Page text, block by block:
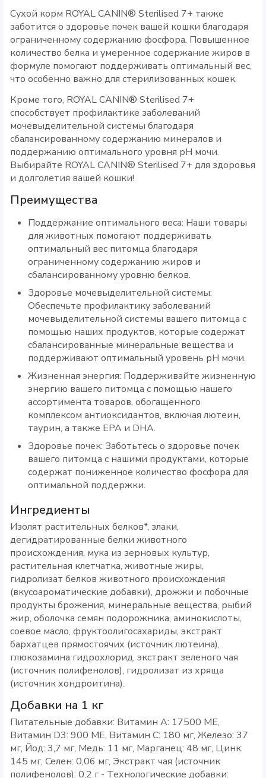
Сухой корм ROYAL CANIN® Sterilised 7+ также
заботится о здоровье почек вашей кошки благодаря
ограниченному содержанию фосфора. Повышенное
количество белка и умеренное содержание жиров в
формуле помогают поддерживать оптимальный вес,
что особенно важно для стерилизованных кошек.
Кроме того, ROYAL CANIN® Sterilised 7+
способствует профилактике заболеваний
мочевыделительной системы благодаря
сбалансированному содержанию минералов и
поддержанию оптимального уровня рН мочи.
Выбирайте ROYAL CANIN® Sterilised 7+ для здоровья
и долголетия вашей кошки!
Преимущества
Поддержание оптимального веса: Наши товары
для животных помогают поддерживать
оптимальный вес питомца благодаря
ограниченному содержанию жиров и
сбалансированному уровню белков.
Здоровье мочевыделительной системы:
Обеспечьте профилактику заболеваний
мочевыделительной системы вашего питомца с
помощью наших продуктов, которые содержат
сбалансированные минеральные вещества и
поддерживают оптимальный уровень рН мочи.
Жизненная энергия: Поддерживайте жизненную
энергию вашего питомца с помощью нашего
ассортимента товаров, обогащенного
комплексом антиоксидантов, включая лютеин,
таурин, а также EPA и DHA.
Здоровье почек: Заботьтесь о здоровье почек
вашего питомца с нашими продуктами, которые
содержат пониженное количество фосфора для
оптимальной поддержки.
Ингредиенты
Изолят растительных белков*, злаки,
дегидратированные белки животного
происхождения, мука из зерновых культур,
растительная клетчатка, животные жиры,
гидролизат белков животного происхождения
(вкусоароматические добавки), дрожжи и побочные
продукты брожения, минеральные вещества, рыбий
жир, оболочка семян подорожника, аминокислоты,
соевое масло, фруктоолигосахариды, экстракт
бархатцев прямостоячих (источник лютеина),
глюкозамина гидрохлорид, экстракт зеленого чая
(источник полифенолов), гидролизат из хряща
(источник хондроитина).
Добавки на 1 кг
Питательные добавки: Витамин A: 17500 ME,
Витамин D3: 900 ME, Витамин C: 180 мг, Железо: 37
мг, Йод: 3,7 мг, Медь: 11 мг, Марганец: 48 мг, Цинк:
145 мг, Ceлeн: 0,06 мг, Экстракт чая (источник
полифенолов): 0,2 г - Технологические добавки: